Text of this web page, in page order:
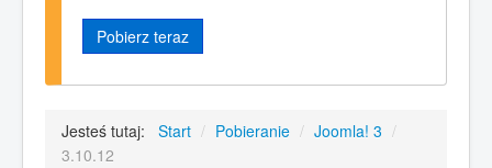
Pobierz teraz
Jesteś tutaj: Start / Pobieranie / Joomla! 3 /
3.10.12